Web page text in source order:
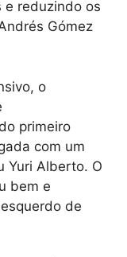
e reduzindo os
Gómez
o
primeiro
com um
Yuri Alberto. O
bem e
de